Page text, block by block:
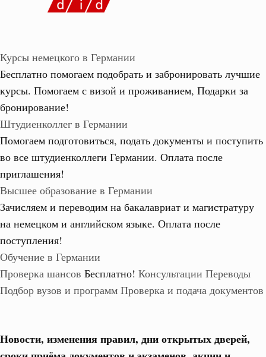
Курсы немецкого в Германии
Бесплатно помогаем подобрать и забронировать лучшие
курсы. Помогаем с визой и проживанием, Подарки за
бронирование!
Штудиенколлег в Германии
Помогаем подготовиться, подать документы и поступить
во все штудиенколлеги Германии. Оплата после
приглашения!
Высшее образование в Германии
Зачисляем и переводим на бакалавриат и магистратуру
на немецком и английском языке. Оплата после
поступления!
Обучение в Германии
Проверка шансов Бесплатно! Консультации Переводы
Подбор вузов и программ Проверка и подача документов
Новости, изменения правил, дни открытых дверей,